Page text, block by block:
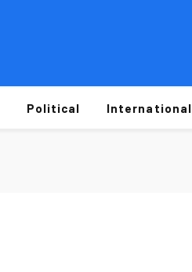
Political International